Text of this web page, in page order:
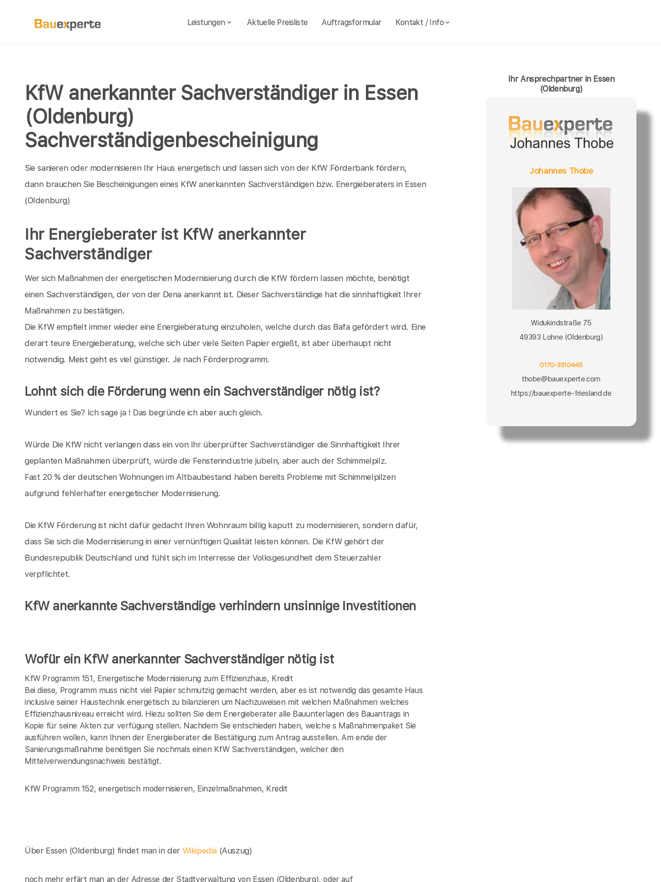
Leistungen Aktuelle Preisliste Auftragsformular Kontakt / Info
KfW anerkannter Sachverständiger in Essen
(Oldenburg)
Sachverständigenbescheinigung
Sie sanieren oder modernisieren Ihr Haus energetisch und lassen sich von der KfW Förderbank fördern,
dann brauchen Sie Bescheinigungen eines KfW anerkannten Sachverständigen bzw. Energieberaters in Essen
(Oldenburg)
Ihr Energieberater ist KfW anerkannter
Sachverständiger
Wer sich Maßnahmen der energetischen Modernisierung durch die KfW fördern lassen möchte, benötigt
einen Sachverständigen, der von der Dena anerkannt ist. Dieser Sachverständige hat die sinnhaftigkeit Ihrer
Maßnahmen zu bestätigen.
Die KfW empfielt immer wieder eine Energieberatung einzuholen, welche durch das Bafa gefördert wird. Eine
derart teure Energieberatung, welche sich über viele Seiten Papier ergießt, ist aber überhaupt nicht
notwendig. Meist geht es viel günstiger. Je nach Förderprogramm.
Lohnt sich die Förderung wenn ein Sachverständiger nötig ist?
Wundert es Sie? Ich sage ja ! Das begründe ich aber auch gleich.
Würde Die KfW nicht verlangen dass ein von Ihr überprüfter Sachverständiger die Sinnhaftigkeit Ihrer
geplanten Maßnahmen überprüft, würde die Fensterindustrie jubeln, aber auch der Schimmelpilz.
Fast 20 % der deutschen Wohnungen im Altbaubestand haben bereits Probleme mit Schimmelpilzen
aufgrund fehlerhafter energetischer Modernisierung.
Die KfW Förderung ist nicht dafür gedacht Ihren Wohnraum billig kaputt zu modernisieren, sondern dafür,
dass Sie sich die Modernisierung in einer vernünftigen Qualität leisten können. Die KfW gehört der
Bundesrepublik Deutschland und fühlt sich im Interresse der Volksgesundheit dem Steuerzahler
verpflichtet.
KfW anerkannte Sachverständige verhindern unsinnige Investitionen
Wofür ein KfW anerkannter Sachverständiger nötig ist
KfW Programm 151, Energetische Modernisierung zum Effizienzhaus, Kredit
Bei diese, Programm muss nicht viel Papier schmutzig gemacht werden, aber es ist notwendig das gesamte Haus
inclusive seiner Haustechnik energetisch zu bilanzieren um Nachzuweisen mit welchen Maßnahmen welches
Effizienzhausniveau erreicht wird. Hiezu sollten Sie dem Energieberater alle Bauunterlagen des Bauantrags in
Kopie für seine Akten zur verfügung stellen. Nachdem Sie entschieden haben, welche s Maßnahmenpaket Sie
ausführen wollen, kann Ihnen der Energieberater die Bestätigung zum Antrag ausstellen. Am ende der
Sanierungsmaßnahme benötigen Sie nochmals einen KfW Sachverständigen, welcher den
Mittelverwendungsnachweis bestätigt.
KfW Programm 152, energetisch modernisieren, Einzelmaßnahmen, Kredit
Über Essen (Oldenburg) findet man in der Wikipedia (Auszug)
noch mehr erfärt man an der Adresse der Stadtverwaltung von Essen (Oldenburg), oder auf
Ihr Ansprechpartner in Essen
(Oldenburg)
Johannes Thobe
Widukindstraße 75
49393 Lohne (Oldenburg)
0170-3310445
thobe@bauexperte.com
https://bauexperte-friesland.de